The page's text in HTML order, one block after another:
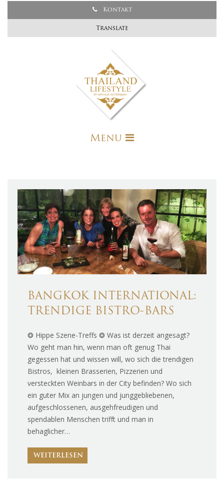
Kontakt
Translate
Menu
BANGKOK INTERNATIONAL:
TRENDIGE BISTRO-BARS
❂ Hippe Szene-Treffs ❂ Was ist derzeit angesagt?
Wo geht man hin, wenn man oft genug Thai
gegessen hat und wissen will, wo sich die trendigen
Bistros, kleinen Brasserien, Pizzerien und
versteckten Weinbars in der City befinden? Wo sich
ein guter Mix an jungen und junggebliebenen,
aufgeschlossenen, ausgehfreudigen und
spendablen Menschen trifft und man in
behaglicher…
WEITERLESEN